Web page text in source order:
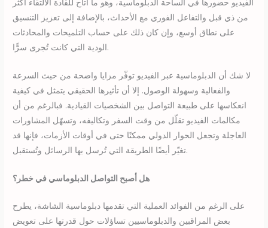
الفيديو حضورها في الساحة الدبلوماسية، وهو ما أتاح للقادة الالتقاء أكثر
من ذي قبل والتفاعل الفوري مع الأحداث، بالإضافة إلى تعزيز التنسيق
على نطاق أوسع، وإن كان ذلك على حساب التلميحات والمحادثات
الودية التي كانت تُجرى سرًّا.
لا شك أن الدبلوماسية عبر الفيديو توفّر مزايا واضحة من حيث السرعة
والفعالية وسهولة الوصول. إلا أن تأثيرها الحقيقي يتمثل في كيفية
انعكاسها على طبيعة التواصل بين الشخصيات القيادية. فبالرغم من أن
مكالمات الفيديو تقلّل من وقت السفر وتكاليفه، وتسهّل المشاورات
العاجلة وتجعل الحوار الدولي ممكنًا حتى في أوقات الأزمات، فإنها قد
تغيّر أيضًا الطريقة التي تُرسل بها الرسائل وتُستقبل.
هل أصبح التواصل الدبلوماسي في خطر؟
على الرغم من الفوائد العملية التي تقدمها دبلوماسية الشاشة، يطرح
بعض المراقبين والدبلوماسيين تساؤلات حول قدرتها على تعويض